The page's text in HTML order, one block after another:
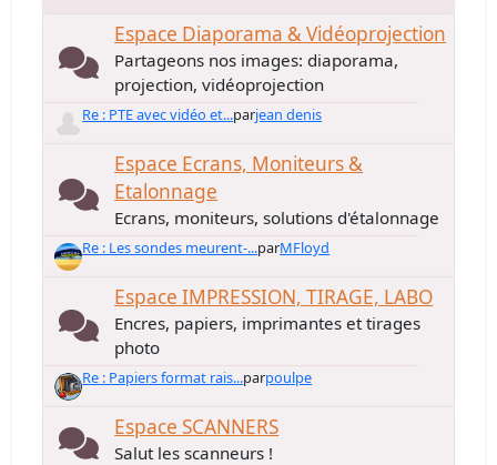
Espace Diaporama & Vidéoprojection
Partageons nos images: diaporama,
projection, vidéoprojection
Re : PTE avec vidéo et...parjean denis
Espace Ecrans, Moniteurs &
Etalonnage
Ecrans, moniteurs, solutions d'étalonnage
Re : Les sondes meurent-...parMFloyd
Espace IMPRESSION, TIRAGE, LABO
Encres, papiers, imprimantes et tirages
photo
Re : Papiers format rais...parpoulpe
Espace SCANNERS
Salut les scanneurs !